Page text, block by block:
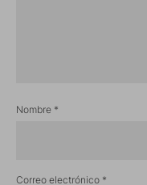
Nombre *
Correo electrónico *